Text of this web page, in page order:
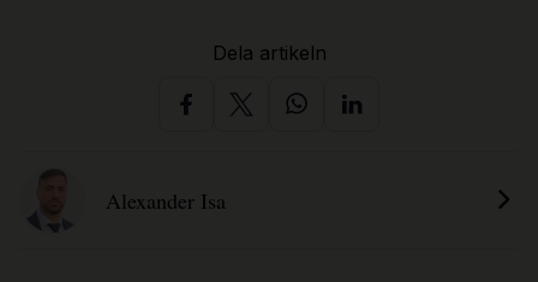
Dela artikeln
Alexander Isa